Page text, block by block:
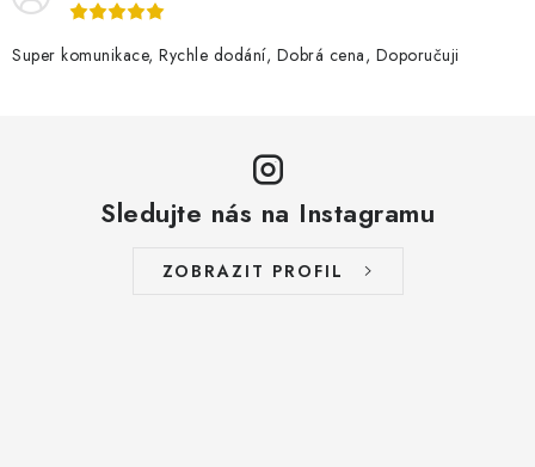
Super komunikace, Rychle dodání, Dobrá cena, Doporučuji
Sledujte nás na Instagramu
ZOBRAZIT PROFIL